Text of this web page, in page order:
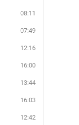
08:11
07:49
12:16
16:00
13:44
16:03
12:42